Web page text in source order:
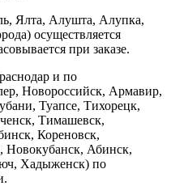
Ялта, Алушта, Алупка,
осуществляется
при заказе.
и по
Новороссийск, Армавир,
Туапсе, Тихорецк,
Тимашевск,
Кореновск,
Новокубанск, Абинск,
Хадыженск) по